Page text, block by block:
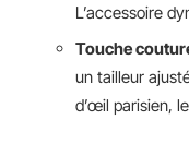
L’accessoire
Touche
un tailleur
d’œil parisien,